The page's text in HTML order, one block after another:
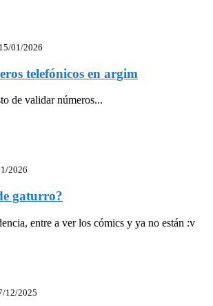
15/01/2026
telefónicos en argim
de validar números...
2026
gaturro?
entre a ver los cómics y ya no están :v
12/2025